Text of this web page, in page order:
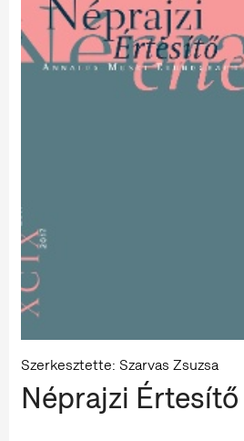
Szerkesztette: Szarvas Zsuzsa
Néprajzi